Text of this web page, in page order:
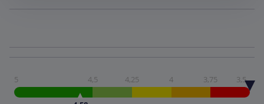
5 4,5 4,25 4 3,75 3,5